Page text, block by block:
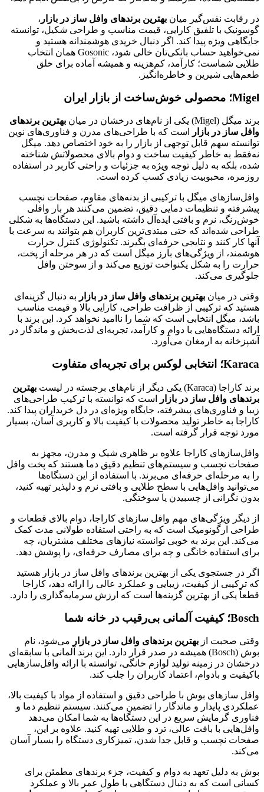
در رقابت نفس‌گیر میان بهترین برندهای وافل ساز در بازار ،
گوسونیک با تلفیق کارایی، قیمت مناسب و طراحی شکیل، توانسته
جایگاهی ویژه پیدا کند. اگر دنبال خریدی هوشمندانه هستید و
نمی‌خواهید حساب بانکی‌تان خالی شود، Gosonic همان انتخاب
طلایی شماست؛ کارآمد، کم‌هزینه و همیشه آماده برای خلق
طعم‌هایی شیرین و خاطره‌انگیز.
Migel؛ محصولی خوش‌ساخت از بازار ایران
برند میگل (Migel) یکی از نام‌های درخشان در میان
بهترین برندهای
وافل ساز در بازار
است که با طراحی‌های مدرن و فناوری‌های نوین
توانسته سهم قابل توجهی از بازار را به خود اختصاص دهد. میگل
نه‌فقط به خاطر کیفیت ساخت و دوام بالای محصولاتش شناخته
شده، بلکه به دلیل توجه ویژه به جزئیات و راحتی کاربر در استفاده
روزمره، محبوبیت زیادی کسب کرده است.
وافل‌سازهای میگل با ترکیبی از بدنه‌های مقاوم، صفحات نچسب
پیشرفته و تنظیمات دمایی دقیق، تضمین می‌کنند هر بار وافلی
خوش‌رنگ، نرم و بافتی ایده‌آل داشته باشید. این دستگاه‌ها به شکلی
طراحی شده‌اند که حتی مبتدی‌ترین کاربران هم بتوانند به سرعت با
آنها کار کنند و نتایجی حرفه‌ای بگیرند. تکنولوژی کنترل حرارت
هوشمند، از ویژگی‌های بارز میگل است که در هر مرحله از پخت،
حرارت را به شکل یکنواخت توزیع می‌کند و از سوختن وافل
جلوگیری می‌کند.
وقتی در میان بهترین برندهای وافل ساز در بازار به دنبال گزینه‌ای
هستید که ترکیبی از ظرافت طراحی، کارایی بالا و قیمت مناسب
باشد، میگل انتخابی است که شما را ناامید نخواهد کرد. این برند با
ارائه دستگاه‌هایی با دوام و کارآمد، تجربه‌ای لذت‌بخش و ماندگار در
آشپزخانه به ارمغان می‌آورد.
Karaca؛ انتخابی لوکس برای تجربه‌ای متفاوت
برند کاراجا (Karaca) یکی دیگر از نام‌های برجسته در لیست
بهترین
برندهای وافل ساز در بازار
است که توانسته با ترکیب طراحی‌های
زیبا و فناوری‌های پیشرفته، جایگاه ویژه‌ای در دل خریداران پیدا کند.
کاراجا به خاطر تولید محصولات با کیفیت بالا و کاربری آسان، بسیار
مورد توجه قرار گرفته است.
وافل‌سازهای کاراجا علاوه بر ظاهری شیک و مدرن، مجهز به
صفحات نچسب و سیستم‌های تنظیم دقیق دما هستند که پخت وافل
را به مرحله‌ای حرفه‌ای می‌برند. با استفاده از این دستگاه‌ها
می‌توانید وافل‌هایی با سطح طلایی و بافتی نرم و دلپذیر تهیه کنید،
بدون نگرانی از چسبیدن یا سوختگی.
از دیگر ویژگی‌های مهم وافل سازهای کاراجا، دوام بالای قطعات و
طراحی ارگونومیک است که به راحتی استفاده طولانی مدت کمک
می‌کند. این برند به خوبی توانسته نیازهای مختلف مشتریان، چه
برای استفاده خانگی و چه برای مصارف حرفه‌ای، را پوشش دهد.
اگر در جستجوی یکی از بهترین برندهای وافل ساز در بازار هستید
که ترکیبی از کیفیت، زیبایی و عملکرد عالی را ارائه دهد، کاراجا
قطعاً یکی از بهترین گزینه‌ها است که ارزش سرمایه‌گذاری را دارد.
Bosch؛ کیفیت آلمانی بی‌رقیب در خانه شما
وقتی صحبت از بهترین برندهای وافل ساز در بازار می‌شود، نام
بوش (Bosch) همیشه در صدر قرار دارد. این برند آلمانی با سابقه‌ای
درخشان در زمینه تولید لوازم خانگی، توانسته با ارائه وافل‌سازهایی
باکیفیت و بادوام، اعتماد کاربران را جلب کند.
وافل سازهای بوش با طراحی دقیق و استفاده از مواد با کیفیت بالا،
عملکردی پایدار و ماندگار را تضمین می‌کنند. سیستم تنظیم دما و
فناوری گرمایش سریع در این دستگاه‌ها به شما امکان می‌دهد
وافل‌هایی با بافت عالی، ترد و طلایی تهیه کنید. علاوه بر این،
صفحات نچسب و قابل جدا شدن، تمیزکاری دستگاه را بسیار آسان
می‌کند.
بوش به دلیل تعهد به دوام و کیفیت، جزء برندهای مطمئن برای
کسانی است که به دنبال دستگاهی با طول عمر بالا و عملکرد